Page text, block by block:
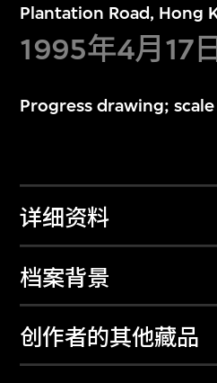
Plantation Road, Hong
1995年4月17日
Progress drawing; scale
详细资料
档案背景
创作者的其他藏品